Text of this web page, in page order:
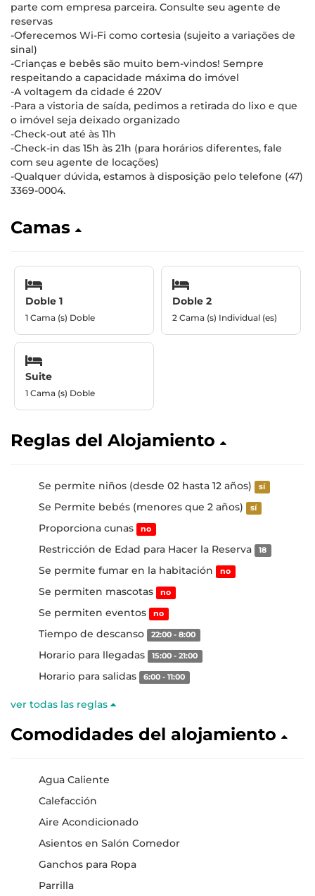
parte com empresa parceira. Consulte seu agente de
reservas
-Oferecemos Wi-Fi como cortesia (sujeito a variações de
sinal)
-Crianças e bebês são muito bem-vindos! Sempre
respeitando a capacidade máxima do imóvel
-A voltagem da cidade é 220V
-Para a vistoria de saída, pedimos a retirada do lixo e que
o imóvel seja deixado organizado
-Check-out até às 11h
-Check-in das 15h às 21h (para horários diferentes, fale
com seu agente de locações)
-Qualquer dúvida, estamos à disposição pelo telefone (47)
3369-0004.
Camas
Doble 1
1 Cama (s) Doble
Doble 2
2 Cama (s) Individual (es)
Suite
1 Cama (s) Doble
Reglas del Alojamiento
Se permite niños (desde 02 hasta 12 años) sí
Se Permite bebés (menores que 2 años) sí
Proporciona cunas no
Restricción de Edad para Hacer la Reserva 18
Se permite fumar en la habitación no
Se permiten mascotas no
Se permiten eventos no
Tiempo de descanso 22:00 - 8:00
Horario para llegadas 15:00 - 21:00
Horario para salidas 6:00 - 11:00
ver todas las reglas
Comodidades del alojamiento
Agua Caliente
Calefacción
Aire Acondicionado
Asientos en Salón Comedor
Ganchos para Ropa
Parrilla